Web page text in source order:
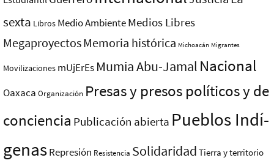
sexta Libros Medio AmbienteMedios Libres
MegaproyectosMemoria histórica Michoacán Migrantes
Movilizaciones mUjErEs Mumia Abu-Jamal Nacional
Oaxaca Organización Presas y presos polí­ticos y de
conciencia Publicación abierta Pueblos Indí­
genasRepresión Resistencia Solidaridad Tierra y territorio